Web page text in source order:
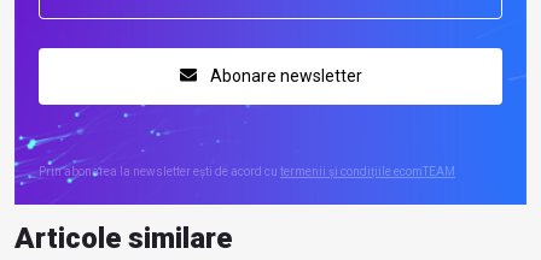
Abonare newsletter
Prin abonarea la newsletter ești de acord cu termenii și condițiile ecomTEAM
Articole similare